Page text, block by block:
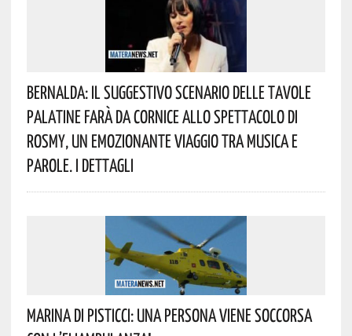
Bernalda: Il Suggestivo Scenario Delle Tavole
Palatine Farà Da Cornice Allo Spettacolo Di
Rosmy, Un Emozionante Viaggio Tra Musica E
Parole. I Dettagli
Marina Di Pisticci: Una Persona Viene Soccorsa